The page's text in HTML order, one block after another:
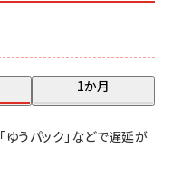
1か月
うパック」などで遅延が